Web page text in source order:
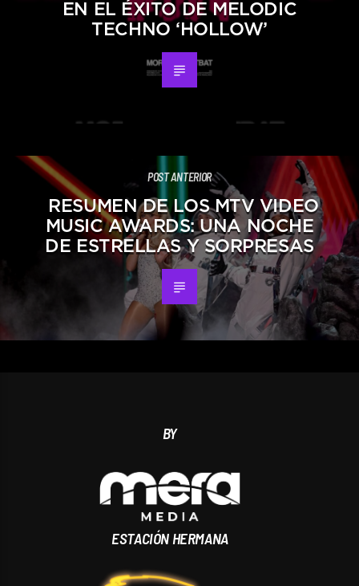
EN EL ÉXITO DE MELODIC
TECHNO ‘HOLLOW’
POST ANTERIOR
RESUMEN DE LOS MTV VIDEO
MUSIC AWARDS: UNA NOCHE
DE ESTRELLAS Y SORPRESAS
BY
ESTACIÓN HERMANA